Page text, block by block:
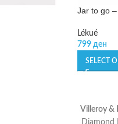
Jar to go
Lékué
799 ден
SELECT
Villeroy &
Diamond